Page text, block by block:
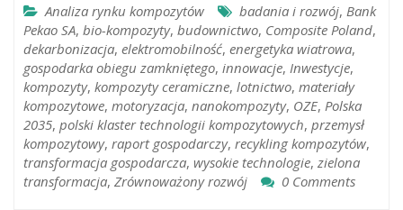
Analiza rynku kompozytów badania i rozwój, Bank
Pekao SA, bio-kompozyty, budownictwo, Composite Poland,
dekarbonizacja, elektromobilność, energetyka wiatrowa,
gospodarka obiegu zamkniętego, innowacje, Inwestycje,
kompozyty, kompozyty ceramiczne, lotnictwo, materiały
kompozytowe, motoryzacja, nanokompozyty, OZE, Polska
2035, polski klaster technologii kompozytowych, przemysł
kompozytowy, raport gospodarczy, recykling kompozytów,
transformacja gospodarcza, wysokie technologie, zielona
transformacja, Zrównoważony rozwój 0 Comments